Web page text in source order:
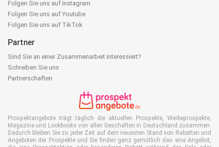
Folgen Sie uns auf Instagram
Folgen Sie uns auf Youtube
Folgen Sie uns auf TikTok
Partner
Sind Sie an einer Zusammenarbeit interessiert?
Schreiben Sie uns
Partnerschaften
Prospektangebote trägt täglich die aktuellen Prospekte, Werbeprospekte,
Magazine und Lookbooks von allen Geschäften in Deutschland zusammen.
Dadurch bleiben Sie zu jeder Zeit auf dem neuesten Stand von Rabatten und
Angeboten der Prospekte und Sie finden ganz gemütlich das eine Angebot,